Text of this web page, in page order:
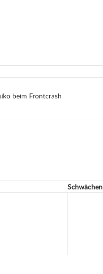
beim Frontcrash
Schwächen